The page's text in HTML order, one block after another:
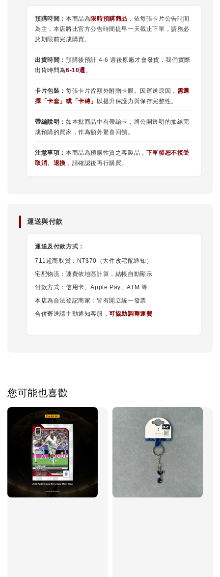
預購時間： 本商品為限時預購商品 ，依每張卡片公告時間
為主，本店將比官方公告時間提早一天截止下單，請務必
於期限前完成購買。
出貨時間： 預購後預計 4-6 週後原廠才會發貨，我們實際
出貨時間為6-10週。
卡片包裝： 每張卡片皆額外附贈卡膜。因運送原因， 需選
擇 「卡套 」或 「卡磚」 以提升保護力與保存完整性。
帶編說明： 如本批商品中有帶編卡，將公開透明的抽給完
成預購的買家，作為額外驚喜回饋。
注意事項： 本商品為預購性質之客製品， 下單後恕不接受
取消、退換 ，請確認後再行購買。
運送與付款
運送及付款方式：
711超商取貨：NT$70（大件改宅配通知）
宅配物流：運費依地區計算，結帳自動顯示
付款方式：信用卡、Apple Pay、ATM 等...
本店為合法登記商家：皆有開立統一發票
合併寄送請主動通知客服，可協助調整運費
您可能也喜歡